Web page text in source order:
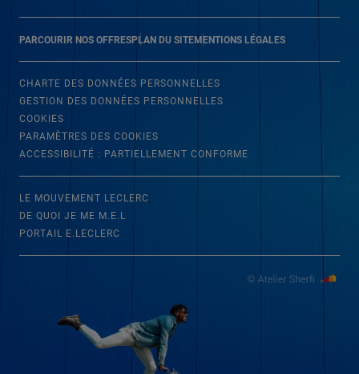
PARCOURIR NOS OFFRESPLAN DU SITEMENTIONS LÉGALES
CHARTE DES DONNÉES PERSONNELLES
GESTION DES DONNÉES PERSONNELLES
COOKIES
PARAMÈTRES DES COOKIES
ACCESSIBILITÉ : PARTIELLEMENT CONFORME
LE MOUVEMENT LECLERC
DE QUOI JE ME M.E.L
PORTAIL E.LECLERC